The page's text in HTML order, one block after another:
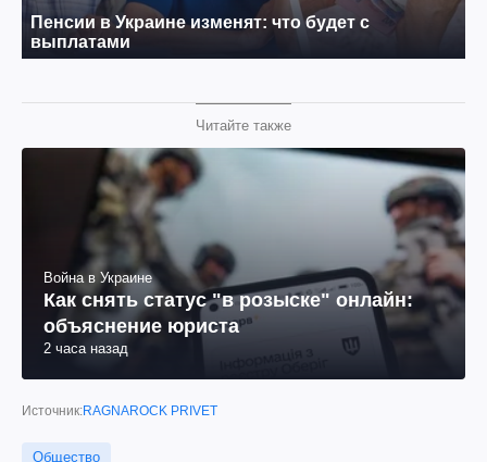
Читайте также
Война в Украине
Как снять статус "в розыске" онлайн:
объяснение юриста
2 часа назад
Источник:RAGNAROCK PRIVET
Общество